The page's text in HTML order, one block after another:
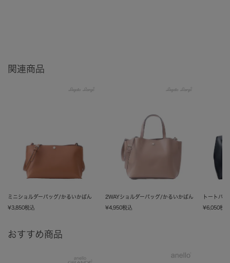
関連商品
ミニショルダーバッグ/かるいかばん
¥3,850税込
2WAYショルダーバッグ/かるいかばん
¥4,950税込
トートバ
¥6,050税込
おすすめ商品